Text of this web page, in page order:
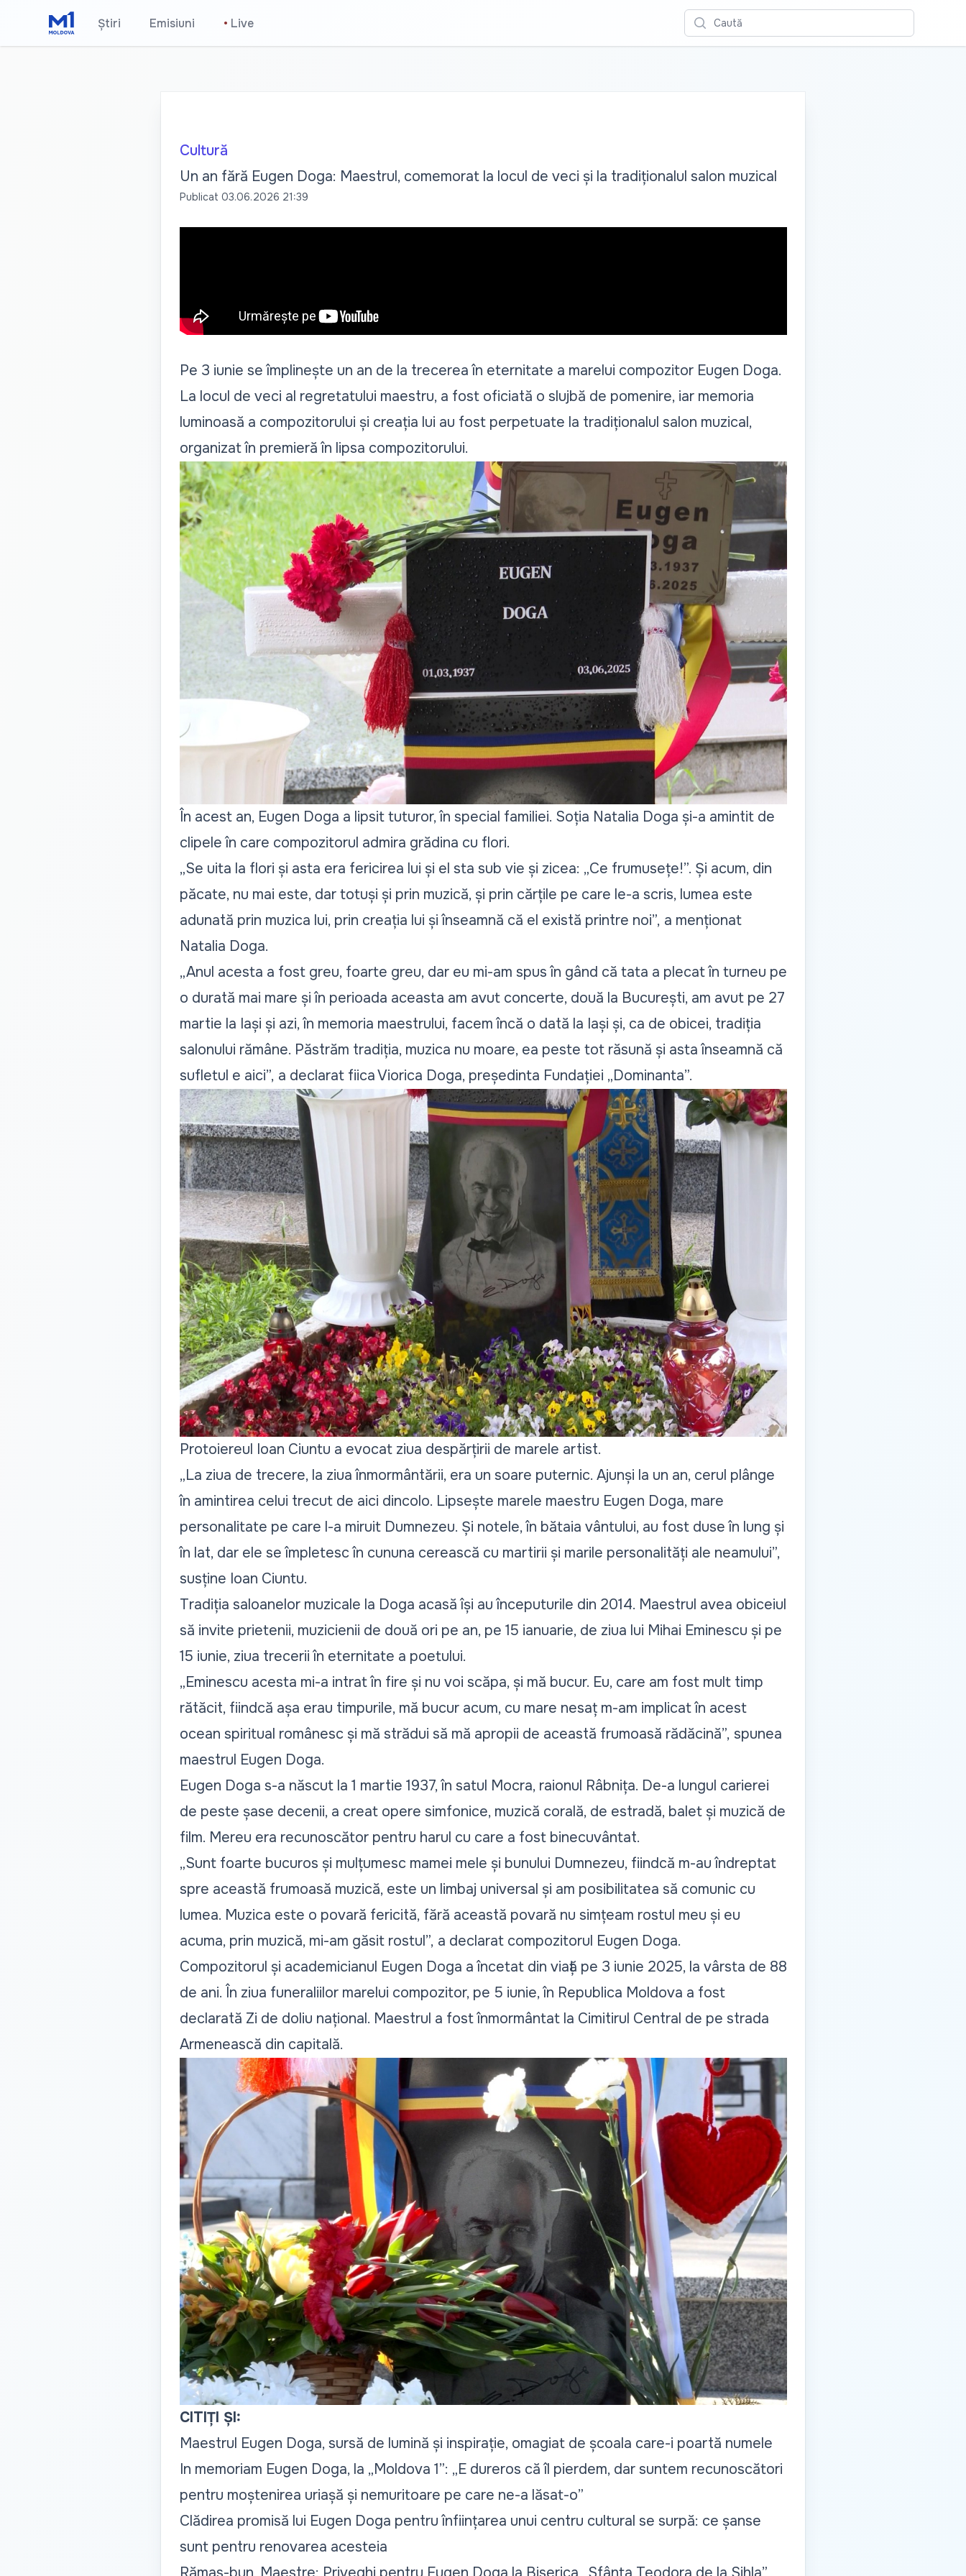
Știri Emisiuni • Live Caută
Cultură
Un an fără Eugen Doga: Maestrul, comemorat la locul de veci și la tradiționalul salon muzical
Publicat 03.06.2026 21:39
Pe 3 iunie se împlinește un an de la trecerea în eternitate a marelui compozitor Eugen Doga.
La locul de veci al regretatului maestru, a fost oficiată o slujbă de pomenire, iar memoria
luminoasă a compozitorului și creația lui au fost perpetuate la tradiționalul salon muzical,
organizat în premieră în lipsa compozitorului.
În acest an, Eugen Doga a lipsit tuturor, în special familiei. Soția Natalia Doga și-a amintit de
clipele în care compozitorul admira grădina cu flori.
„Se uita la flori și asta era fericirea lui și el sta sub vie și zicea: „Ce frumusețe!”. Și acum, din
păcate, nu mai este, dar totuși și prin muzică, și prin cărțile pe care le-a scris, lumea este
adunată prin muzica lui, prin creația lui și înseamnă că el există printre noi”, a menționat
Natalia Doga.
„Anul acesta a fost greu, foarte greu, dar eu mi-am spus în gând că tata a plecat în turneu pe
o durată mai mare și în perioada aceasta am avut concerte, două la București, am avut pe 27
martie la Iași și azi, în memoria maestrului, facem încă o dată la Iași și, ca de obicei, tradiția
salonului rămâne. Păstrăm tradiția, muzica nu moare, ea peste tot răsună și asta înseamnă că
sufletul e aici”, a declarat fiica Viorica Doga, președinta Fundației „Dominanta”.
Protoiereul Ioan Ciuntu a evocat ziua despărțirii de marele artist.
„La ziua de trecere, la ziua înmormântării, era un soare puternic. Ajunși la un an, cerul plânge
în amintirea celui trecut de aici dincolo. Lipsește marele maestru Eugen Doga, mare
personalitate pe care l-a miruit Dumnezeu. Și notele, în bătaia vântului, au fost duse în lung și
în lat, dar ele se împletesc în cununa cerească cu martirii și marile personalități ale neamului”,
susține Ioan Ciuntu.
Tradiția saloanelor muzicale la Doga acasă își au începuturile din 2014. Maestrul avea obiceiul
să invite prietenii, muzicienii de două ori pe an, pe 15 ianuarie, de ziua lui Mihai Eminescu și pe
15 iunie, ziua trecerii în eternitate a poetului.
„Eminescu acesta mi-a intrat în fire și nu voi scăpa, și mă bucur. Eu, care am fost mult timp
rătăcit, fiindcă așa erau timpurile, mă bucur acum, cu mare nesaț m-am implicat în acest
ocean spiritual românesc și mă strădui să mă apropii de această frumoasă rădăcină”, spunea
maestrul Eugen Doga.
Eugen Doga s-a născut la 1 martie 1937, în satul Mocra, raionul Râbnița. De-a lungul carierei
de peste șase decenii, a creat opere simfonice, muzică corală, de estradă, balet și muzică de
film. Mereu era recunoscător pentru harul cu care a fost binecuvântat.
„Sunt foarte bucuros și mulțumesc mamei mele și bunului Dumnezeu, fiindcă m-au îndreptat
spre această frumoasă muzică, este un limbaj universal și am posibilitatea să comunic cu
lumea. Muzica este o povară fericită, fără această povară nu simțeam rostul meu și eu
acuma, prin muzică, mi-am găsit rostul”, a declarat compozitorul Eugen Doga.
Compozitorul și academicianul Eugen Doga a încetat din viață pe 3 iunie 2025, la vârsta de 88
de ani. În ziua funeraliilor marelui compozitor, pe 5 iunie, în Republica Moldova a fost
declarată Zi de doliu național. Maestrul a fost înmormântat la Cimitirul Central de pe strada
Armenească din capitală.
CITIȚI ȘI:
Maestrul Eugen Doga, sursă de lumină și inspirație, omagiat de școala care-i poartă numele
In memoriam Eugen Doga, la „Moldova 1”: „E dureros că îl pierdem, dar suntem recunoscători
pentru moștenirea uriașă și nemuritoare pe care ne-a lăsat-o”
Clădirea promisă lui Eugen Doga pentru înființarea unui centru cultural se surpă: ce șanse
sunt pentru renovarea acesteia